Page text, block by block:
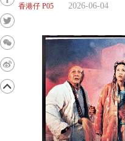
香港仔 P05 2026-06-04